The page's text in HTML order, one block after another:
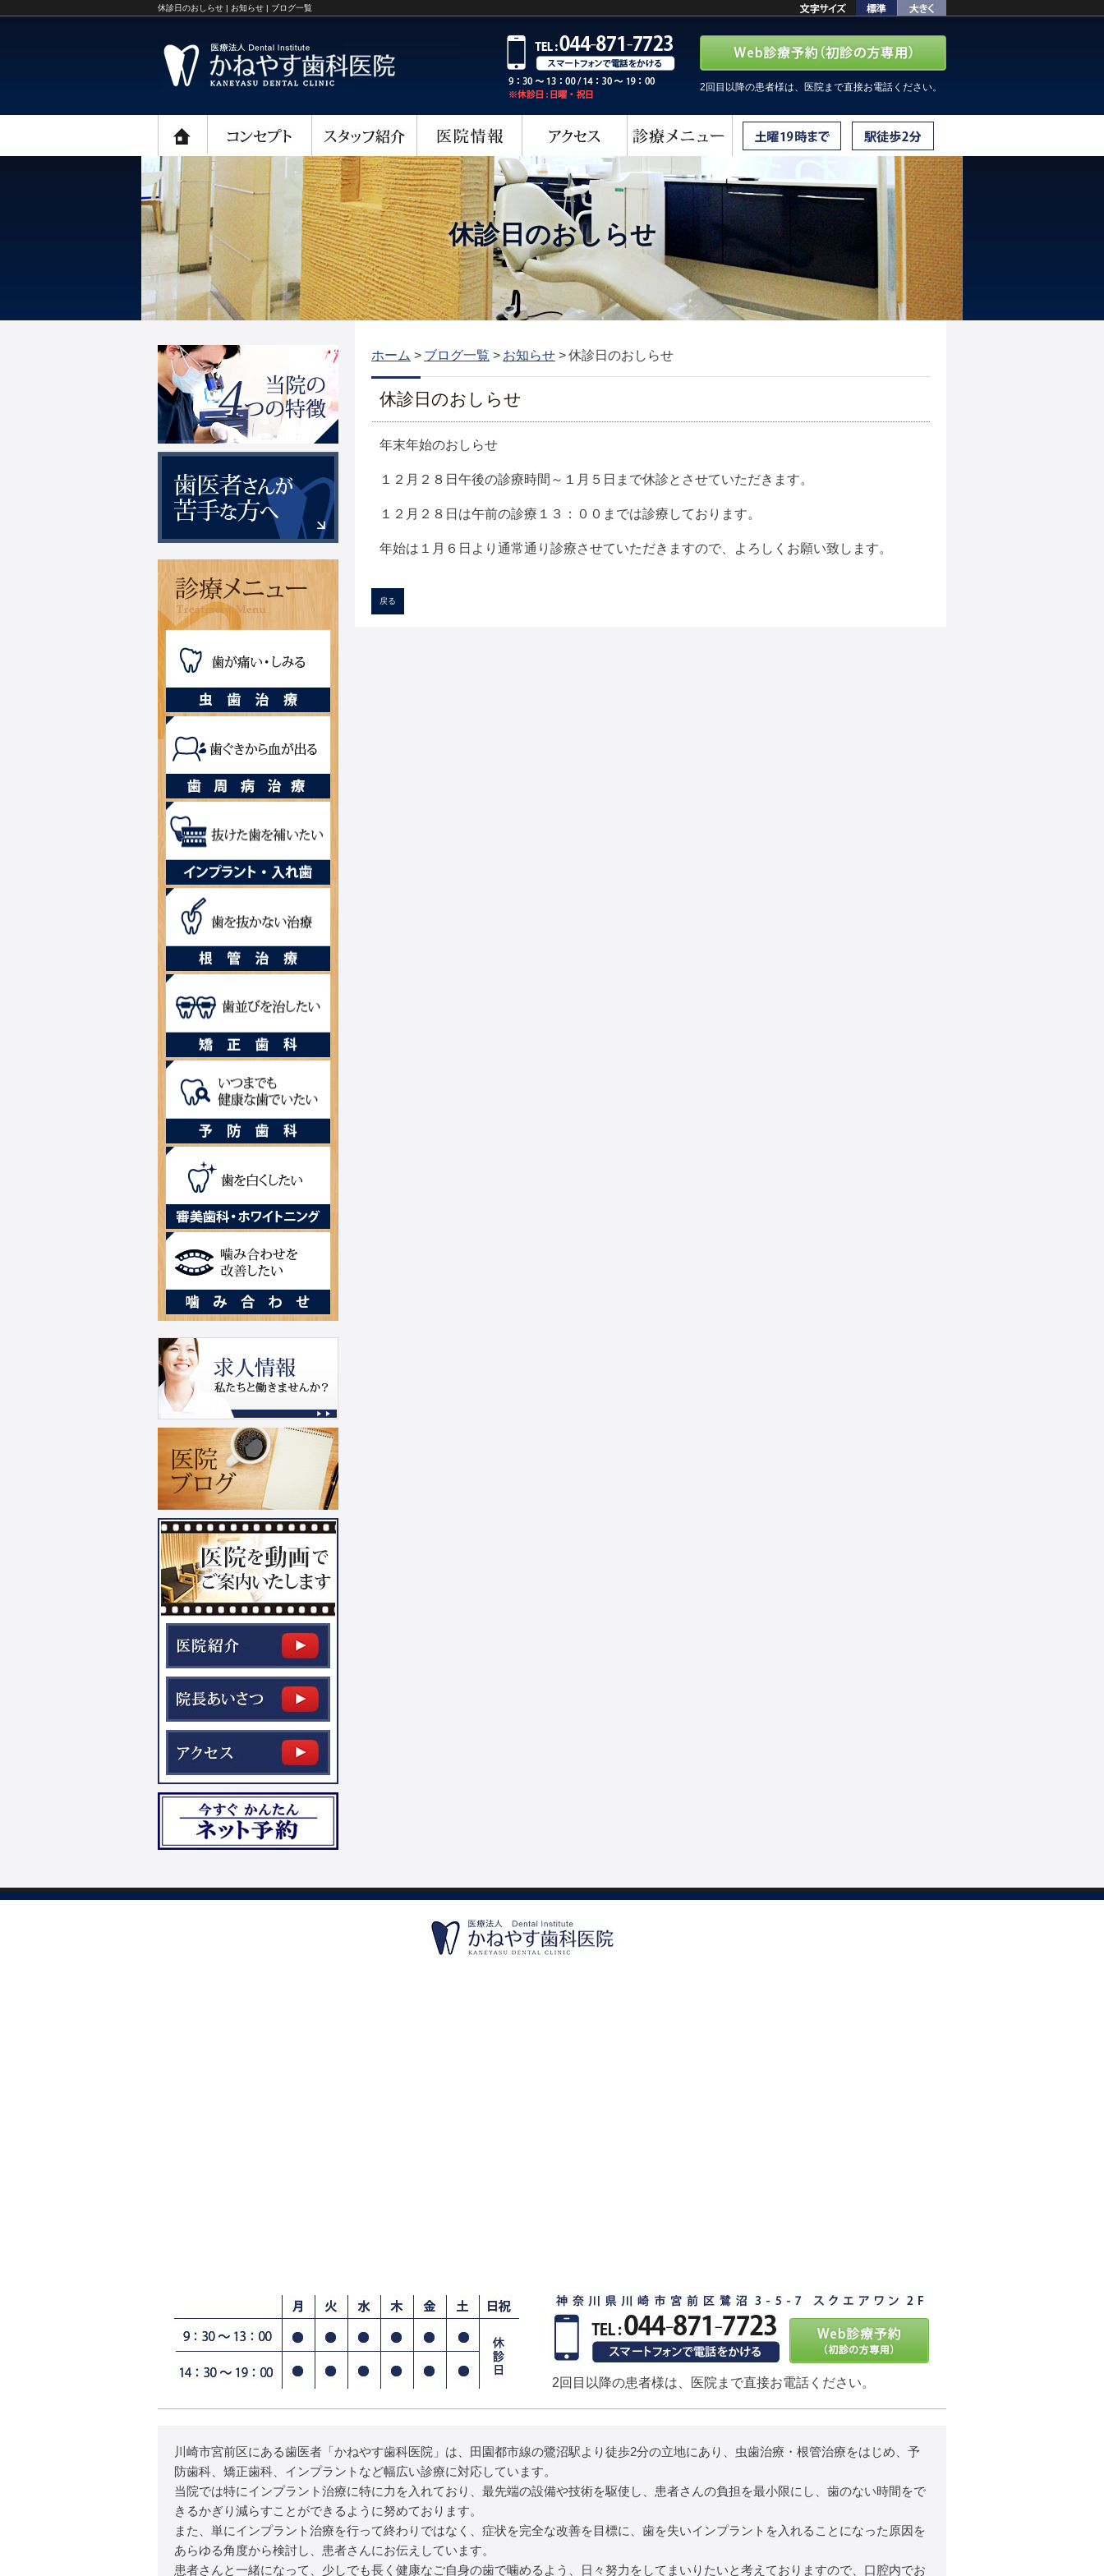
休診日のおしらせ | お知らせ | ブログ一覧
2回目以降の患者様は、医院まで直接お電話ください。
休診日のおしらせ
ホーム > ブログ一覧 > お知らせ >休診日のおしらせ
休診日のおしらせ
年末年始のおしらせ
１２月２８日午後の診療時間～１月５日まで休診とさせていただきます。
１２月２８日は午前の診療１３：００までは診療しております。
年始は１月６日より通常通り診療させていただきますので、よろしくお願い致します。
戻る
2回目以降の患者様は、医院まで直接お電話ください。
川崎市宮前区にある歯医者「かねやす歯科医院」は、田園都市線の鷺沼駅より徒歩2分の立地にあり、虫歯治療・根管治療をはじめ、予
防歯科、矯正歯科、インプラントなど幅広い診療に対応しています。
当院では特にインプラント治療に特に力を入れており、最先端の設備や技術を駆使し、患者さんの負担を最小限にし、歯のない時間をで
きるかぎり減らすことができるように努めております。
また、単にインプラント治療を行って終わりではなく、症状を完全な改善を目標に、歯を失いインプラントを入れることになった原因を
あらゆる角度から検討し、患者さんにお伝えしています。
患者さんと一緒になって、少しでも長く健康なご自身の歯で噛めるよう、日々努力をしてまいりたいと考えておりますので、口腔内でお